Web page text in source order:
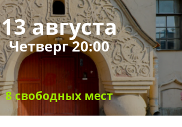
13 августа
Четверг 20:00
8 свободных мест